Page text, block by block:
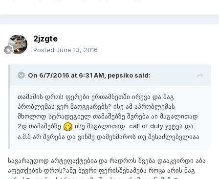
2jzgte
Posted June 13, 2016
On 6/7/2016 at 6:31 AM, pepsiko said:
თამაშის დროს ფერები ერთამნეთში ირევა და მაგ
პრობლემას ვერ მაოგვარებს? ისე ამ აპრობლემას
მხოლოდ სტრადეგიულ თამაშებზე შვრება აი მაგალითად
2დ თამაშებზე
ისე მაგალითად call of duty ჯეტეა და
ა.შ.შ არ შვრება და ვინმე დამეხმაროს თუ შესაძლებელიაა
სავარაუდოდ არტეფაქტებია.და რადროს შვება დააკვირდი აბა
აფეთქების დროს?ანუ ბევრი ფერისშეხამება როცა არის მაგ